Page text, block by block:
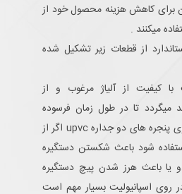
برای کاهش هزینه محصول خود از
میکنند .
از قطعات زیر تشکیل شده
با کیفیت از آلیاژ مرغوب و از
تا در طول زمان فرسوده
نشود در هنگام نصب روی پنجره های دو جداره upvc اگر از
شود باعث شکستن دستگیره
یا باعث هرز شدن پیچ دستگیره
اسپانیولیت بسیار مهم است